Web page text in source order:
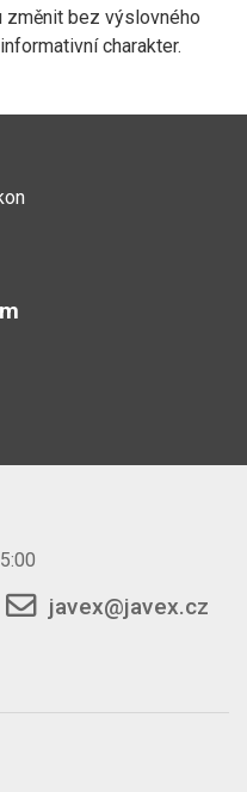
změnit bez výslovného
charakter.
javex@javex.cz